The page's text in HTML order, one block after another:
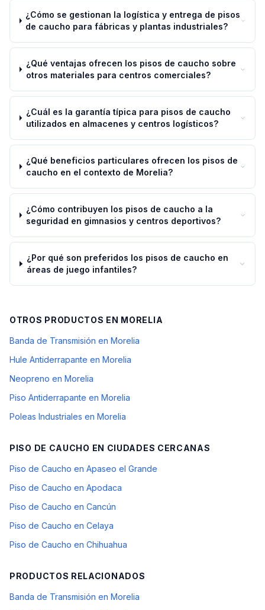
¿Cómo se gestionan la logística y entrega de pisos
de caucho para fábricas y plantas industriales?
¿Qué ventajas ofrecen los pisos de caucho sobre
otros materiales para centros comerciales?
¿Cuál es la garantía típica para pisos de caucho
utilizados en almacenes y centros logísticos?
¿Qué beneficios particulares ofrecen los pisos de
caucho en el contexto de Morelia?
¿Cómo contribuyen los pisos de caucho a la
seguridad en gimnasios y centros deportivos?
¿Por qué son preferidos los pisos de caucho en
áreas de juego infantiles?
OTROS PRODUCTOS EN MORELIA
Banda de Transmisión en Morelia
Hule Antiderrapante en Morelia
Neopreno en Morelia
Piso Antiderrapante en Morelia
Poleas Industriales en Morelia
PISO DE CAUCHO EN CIUDADES CERCANAS
Piso de Caucho en Apaseo el Grande
Piso de Caucho en Apodaca
Piso de Caucho en Cancún
Piso de Caucho en Celaya
Piso de Caucho en Chihuahua
PRODUCTOS RELACIONADOS
Banda de Transmisión en Morelia